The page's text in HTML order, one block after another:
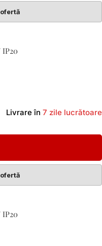
IP20
Livrare în 7 zile lucrătoare
IP20